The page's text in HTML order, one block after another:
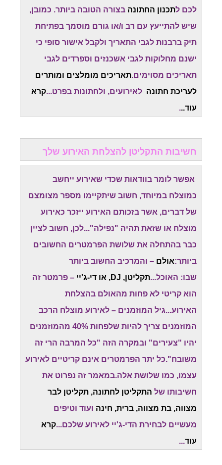
לכם לתכנון החתונה בצורה הטובה ביותר. כמובן,
שיש להתייעץ עם רב ו/או גורם מוסמך בפתיחת
תיק ברבנות לגבי התאריך ולקבל אישור סופי כי
ישנם מחלוקות לגבי אשכנזים וספרדים לגבי
תאריכים מסוימים.תאריכים מומלצים ומותרים
לעריכת חתונה לאירועים, ולחתונות בפרט...קרא
עוד...
חשיבות התקליטן להצלחת האירוע שלך
אפשר לומר בוודאות שכדי שאירוע ייחשב
כמוצלח במיוחד, חשוב שיתקיימו מספר מצומצם
של דברים, אשר בזכותם האירוע ייזכר כאירוע
מוצלח או שזאת תהיה "נפילה"...לכן, חשוב לציין
כבר בהתחלה את שלושת הפרמטרים החשובים
ביותר:אולם – והמרכיב החשוב ביותר
שבו: האוכל...תקליטן, DJ, או די-ג'יי
– פרמטר זה
הוא קריטי לא פחות מהאולם בהצלחת
האירוע...גיל המוזמנים – לאירוע מוצלח הרכב
המוזמנים צריך להיות שלפחות 40% מהמוזמנים
יהיו "צעירים" ובמקרה הזה "כל המרבה הרי זה
משובח".כל יתר הפרמטרים אינם קריטיים לאירוע
עצמו, כמו שלושת אלה.במאמר זה נפרוט את
חשיבותו של התקליטן לחתונה, תקליטן לבר
מצווה, בת מצווה, ברית, חינה ועוד וטיפים
מעשיים לבחירת הדי-ג'יי לאירוע שלכם...קרא
עוד...